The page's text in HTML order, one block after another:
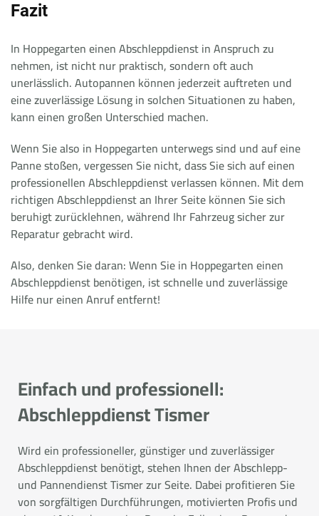
Fazit
In Hoppegarten einen Abschleppdienst in Anspruch zu
nehmen, ist nicht nur praktisch, sondern oft auch
unerlässlich. Autopannen können jederzeit auftreten und
eine zuverlässige Lösung in solchen Situationen zu haben,
kann einen großen Unterschied machen.
Wenn Sie also in Hoppegarten unterwegs sind und auf eine
Panne stoßen, vergessen Sie nicht, dass Sie sich auf einen
professionellen Abschleppdienst verlassen können. Mit dem
richtigen Abschleppdienst an Ihrer Seite können Sie sich
beruhigt zurücklehnen, während Ihr Fahrzeug sicher zur
Reparatur gebracht wird.
Also, denken Sie daran: Wenn Sie in Hoppegarten einen
Abschleppdienst benötigen, ist schnelle und zuverlässige
Hilfe nur einen Anruf entfernt!
Einfach und professionell:
Abschleppdienst Tismer
Wird ein professioneller, günstiger und zuverlässiger
Abschleppdienst benötigt, stehen Ihnen der Abschlepp-
und Pannendienst Tismer zur Seite. Dabei profitieren Sie
von sorgfältigen Durchführungen, motivierten Profis und